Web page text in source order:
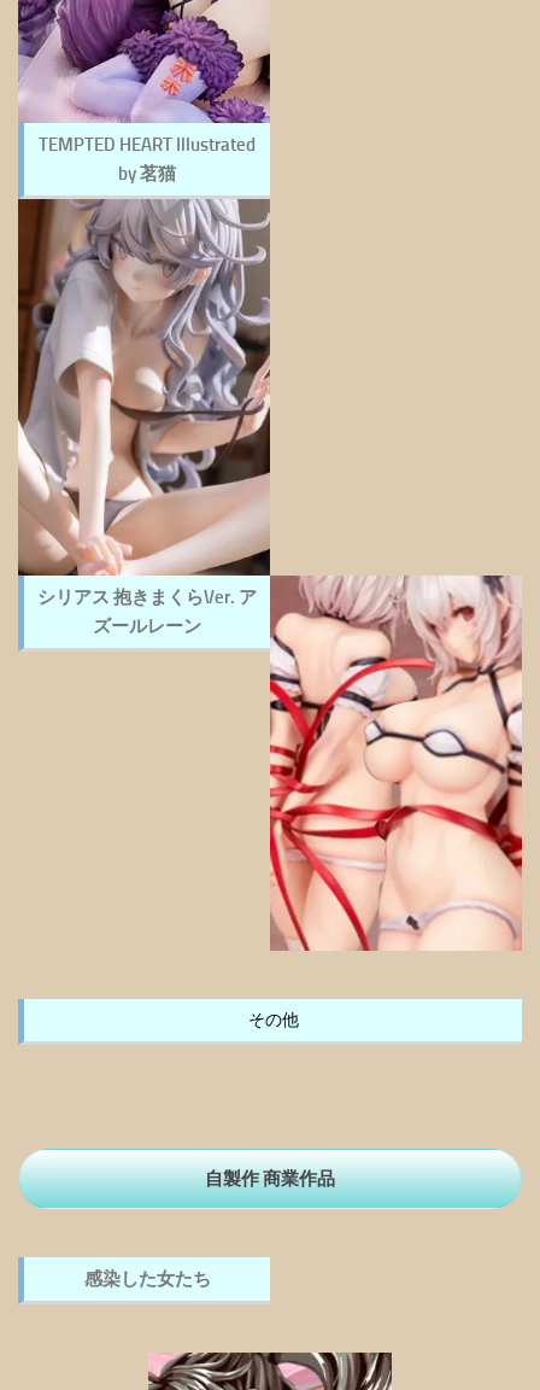
TEMPTED HEART Illustrated
by 茗猫
シリアス 抱きまくらVer. ア
ズールレーン
その他
自製作 商業作品
感染した女たち